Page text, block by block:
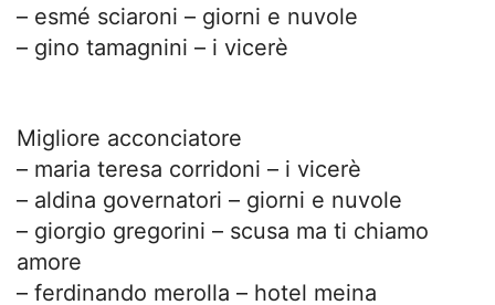
– esmé sciaroni – giorni e nuvole
– gino tamagnini – i vicerè
Migliore acconciatore
– maria teresa corridoni – i vicerè
– aldina governatori – giorni e nuvole
– giorgio gregorini – scusa ma ti chiamo
amore
– ferdinando merolla – hotel meina